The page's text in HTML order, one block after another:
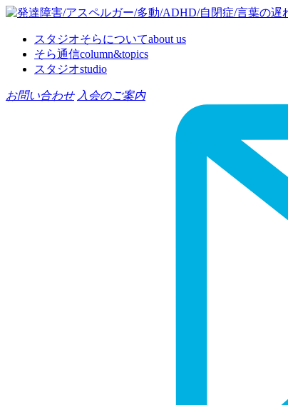
スタジオそらについてabout us
そら通信column&topics
スタジオstudio
お問い合わせ 入会のご案内